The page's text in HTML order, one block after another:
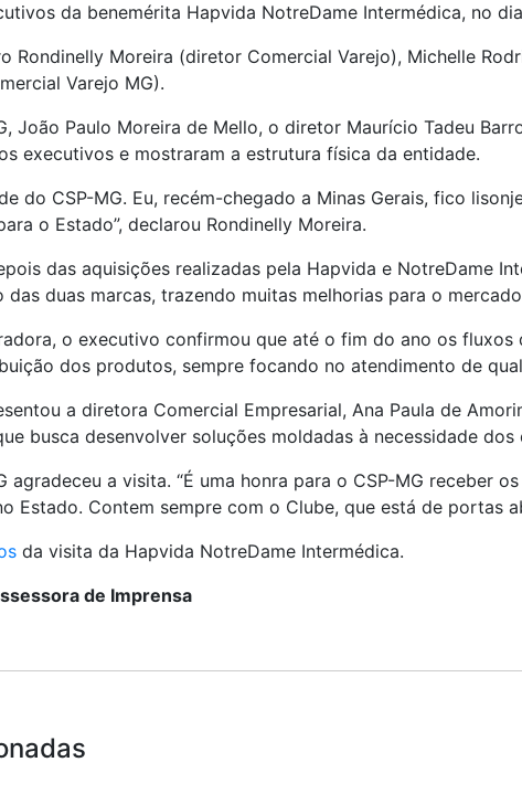
da benemérita Hapvida NotreDame Intermédica, no
Rondinelly Moreira (diretor Comercial Varejo), Michelle
Varejo MG).
João Paulo Moreira de Mello, o diretor Maurício Tadeu
executivos e mostraram a estrutura física da entidade.
do CSP-MG. Eu, recém-chegado a Minas Gerais, fico
o Estado”, declarou Rondinelly Moreira.
das aquisições realizadas pela Hapvida e NotreDame
duas marcas, trazendo muitas melhorias para o
o executivo confirmou que até o fim do ano os
dos produtos, sempre focando no atendimento de
a diretora Comercial Empresarial, Ana Paula de
busca desenvolver soluções moldadas à necessidade dos
agradeceu a visita. “É uma honra para o CSP-MG receber
Estado. Contem sempre com o Clube, que está de portas
da visita da Hapvida NotreDame Intermédica.
de Imprensa